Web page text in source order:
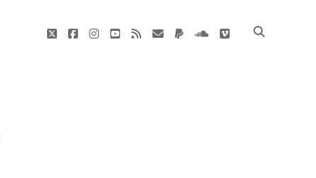
twitterfacebookinstagram
youtube
rss E-
paypalsoundcloud
vimeo